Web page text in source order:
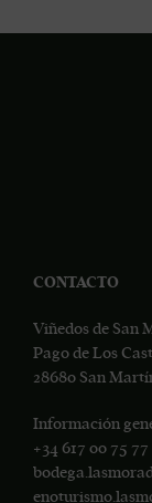
CONTACTO
Viñedos de San
Pago de Los
28680 San
Información
+34 617 00 75 77